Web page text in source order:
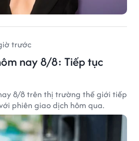
trước
nay 8/8: Tiếp tục
8/8 trên thị trường thế giới tiếp
phiên giao dịch hôm qua.